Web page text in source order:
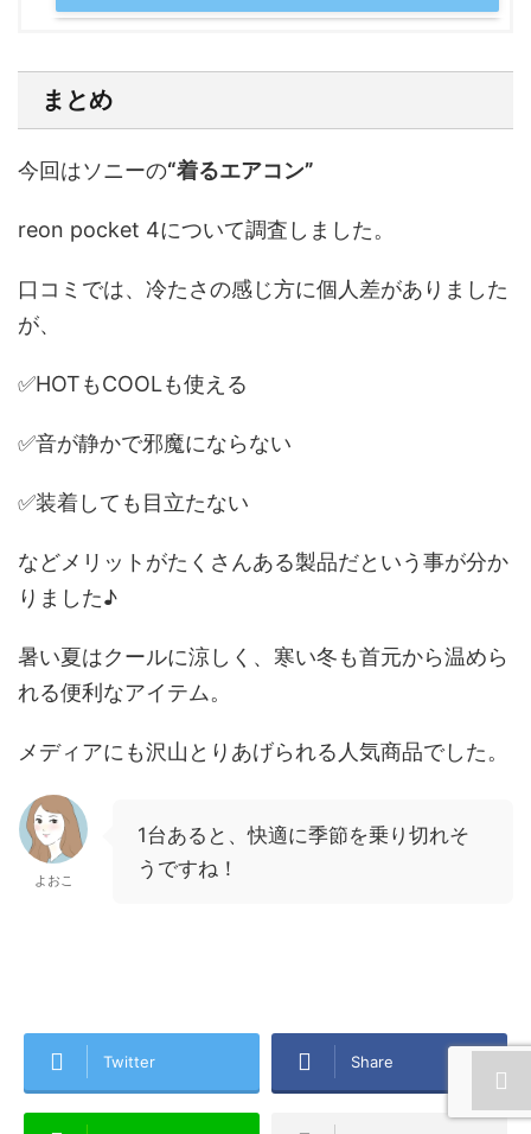
まとめ
今回はソニーの“着るエアコン”
reon pocket 4について調査しました。
口コミでは、冷たさの感じ方に個人差がありました
が、
✅HOTもCOOLも使える
✅音が静かで邪魔にならない
✅装着しても目立たない
などメリットがたくさんある製品だという事が分か
りました♪
暑い夏はクールに涼しく、寒い冬も首元から温めら
れる便利なアイテム。
メディアにも沢山とりあげられる人気商品でした。
よおこ
1台あると、快適に季節を乗り切れそ
うですね！
Twitter Share